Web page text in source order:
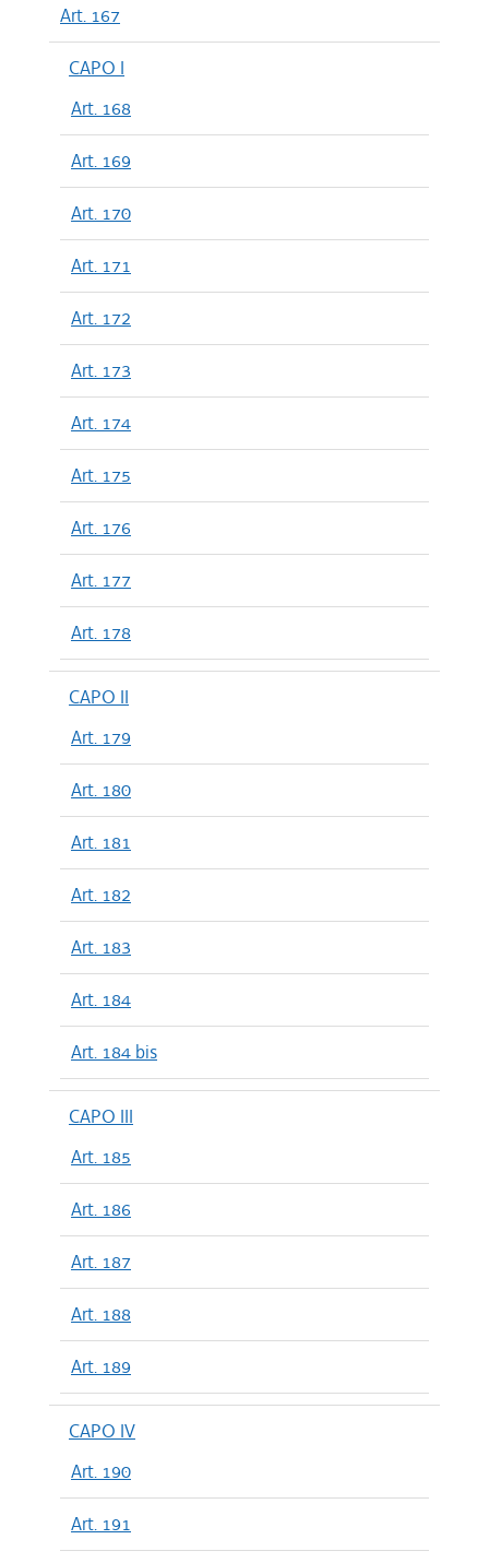
Art. 167
CAPO I
Art. 168
Art. 169
Art. 170
Art. 171
Art. 172
Art. 173
Art. 174
Art. 175
Art. 176
Art. 177
Art. 178
CAPO II
Art. 179
Art. 180
Art. 181
Art. 182
Art. 183
Art. 184
Art. 184 bis
CAPO III
Art. 185
Art. 186
Art. 187
Art. 188
Art. 189
CAPO IV
Art. 190
Art. 191